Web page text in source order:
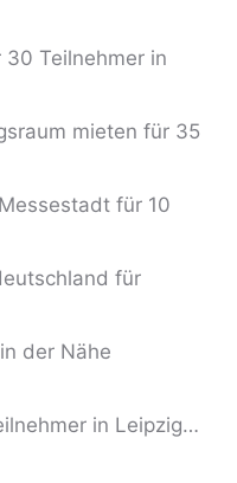
30 Teilnehmer in
mieten für 35
für 10
für
der Nähe
in Leipzig…